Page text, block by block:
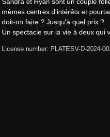
mêmes centres d'intérêts et
doit-on faire ? Jusqu'à quel prix ?
Un spectacle sur la vie à deux qui
License number: PLATESV-D-2024-